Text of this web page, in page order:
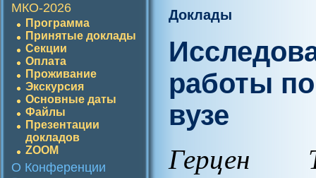
МКО-2026
Программа
Принятые доклады
Секции
Оплата
Проживание
Экскурсия
Основные даты
Файлы
Презентации
докладов
ZOOM
О Конференции
Доклады
работы
вузе
Герцен